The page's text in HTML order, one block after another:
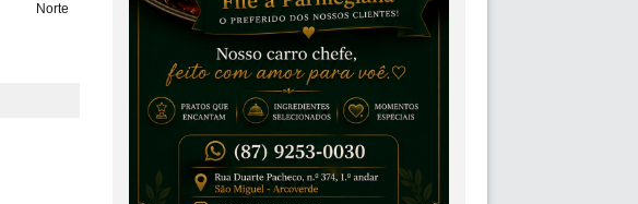
Norte